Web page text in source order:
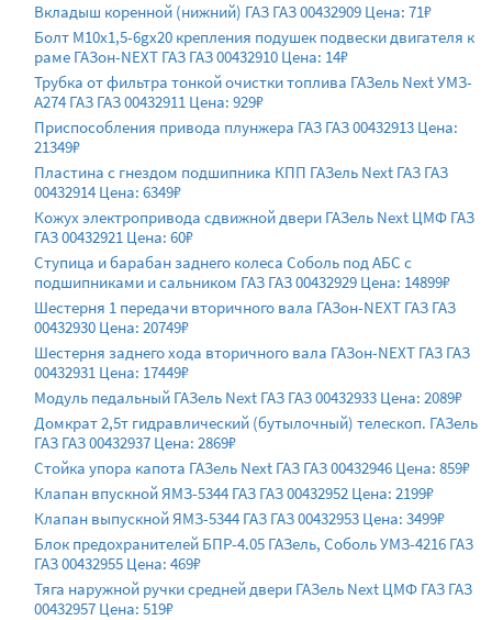
Вкладыш коренной (нижний) ГАЗ ГАЗ 00432909 Цена: 71₽
Болт М10х1,5-6gх20 крепления подушек подвески двигателя к
раме ГАЗон-NEXT ГАЗ ГАЗ 00432910 Цена: 14₽
Трубка от фильтра тонкой очистки топлива ГАЗель Next УМЗ-
А274 ГАЗ ГАЗ 00432911 Цена: 929₽
Приспособления привода плунжера ГАЗ ГАЗ 00432913 Цена:
21349₽
Пластина с гнездом подшипника КПП ГАЗель Next ГАЗ ГАЗ
00432914 Цена: 6349₽
Кожух электропривода сдвижной двери ГАЗель Next ЦМФ ГАЗ
ГАЗ 00432921 Цена: 60₽
Ступица и барабан заднего колеса Соболь под АБС с
подшипниками и сальником ГАЗ ГАЗ 00432929 Цена: 14899₽
Шестерня 1 передачи вторичного вала ГАЗон-NEXT ГАЗ ГАЗ
00432930 Цена: 20749₽
Шестерня заднего хода вторичного вала ГАЗон-NEXT ГАЗ ГАЗ
00432931 Цена: 17449₽
Модуль педальный ГАЗель Next ГАЗ ГАЗ 00432933 Цена: 2089₽
Домкрат 2,5т гидравлический (бутылочный) телескоп. ГАЗель
ГАЗ ГАЗ 00432937 Цена: 2869₽
Стойка упора капота ГАЗель Next ГАЗ ГАЗ 00432946 Цена: 859₽
Клапан впускной ЯМЗ-5344 ГАЗ ГАЗ 00432952 Цена: 2199₽
Клапан выпускной ЯМЗ-5344 ГАЗ ГАЗ 00432953 Цена: 3499₽
Блок предохранителей БПР-4.05 ГАЗель, Соболь УМЗ-4216 ГАЗ
ГАЗ 00432955 Цена: 469₽
Тяга наружной ручки средней двери ГАЗель Next ЦМФ ГАЗ ГАЗ
00432957 Цена: 519₽